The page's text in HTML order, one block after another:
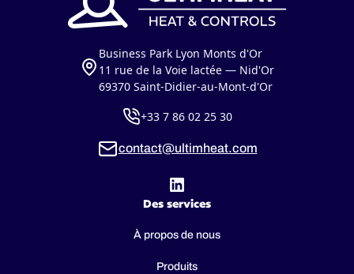
Business Park Lyon Monts d'Or
11 rue de la Voie lactée — Nid'Or
69370 Saint-Didier-au-Mont-d'Or
+33 7 86 02 25 30
contact@ultimheat.com
Des services
À propos de nous
Produits